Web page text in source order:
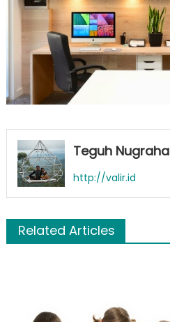
Teguh Nugraha
http://valir.id
Related Articles